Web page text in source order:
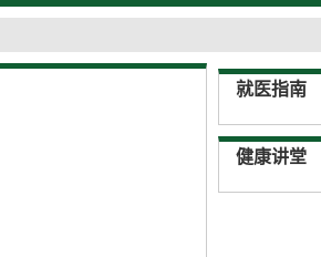
就医指南
健康讲堂